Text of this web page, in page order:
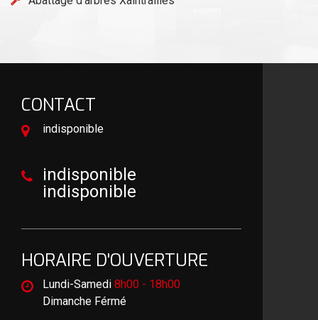
CONTACT
indisponible
indisponible
indisponible
HORAIRE D'OUVERTURE
Lundi-Samedi 8h00 - 18h00
Dimanche Férmé